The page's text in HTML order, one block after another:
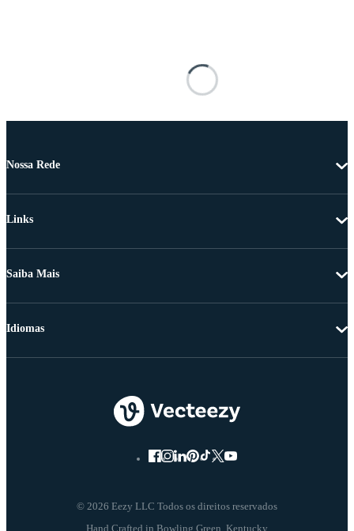
Nossa Rede
Links
Saiba Mais
© 2026 Eezy LLC Todos os direitos reservados
Idiomas